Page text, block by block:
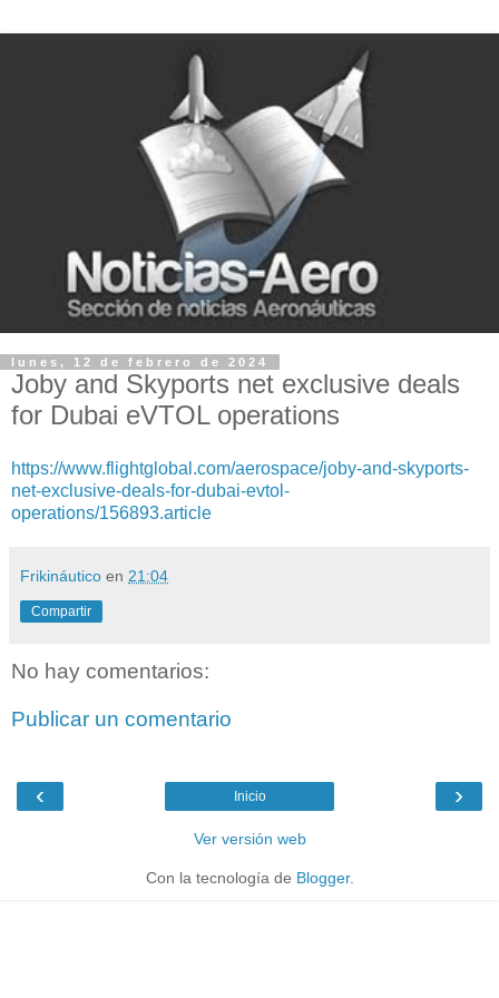
lunes, 12 de febrero de 2024
Joby and Skyports net exclusive deals
for Dubai eVTOL operations
https://www.flightglobal.com/aerospace/joby-and-skyports-
net-exclusive-deals-for-dubai-evtol-
operations/156893.article
Frikináutico en 21:04
Compartir
No hay comentarios:
Publicar un comentario
‹ ›
Inicio
Ver versión web
Con la tecnología de Blogger.